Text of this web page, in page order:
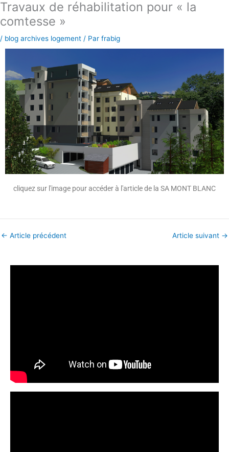
Aller
contenu
Travaux de réhabilitation pour « la
comtesse »
/ blog archives logement / Par frabig
cliquez sur l'image pour accéder à l'article de la SA MONT BLANC
← Article précédent Article suivant →